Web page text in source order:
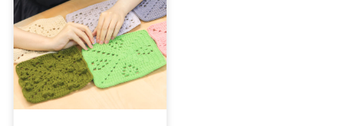
橢圓形開針教學